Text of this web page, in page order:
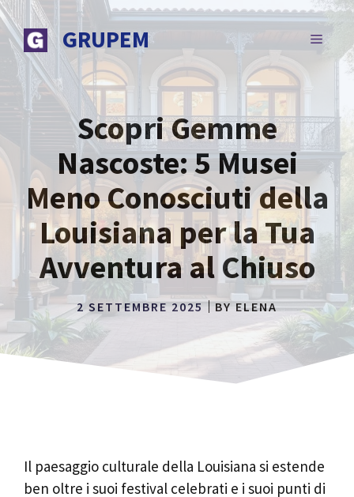
Vai
al
contenuto
GRUPEM MENU
Scopri Gemme
Nascoste: 5 Musei
Meno Conosciuti della
Louisiana per la Tua
Avventura al Chiuso
2 SETTEMBRE 2025 BYELENA
Il paesaggio culturale della Louisiana si estende
ben oltre i suoi festival celebrati e i suoi punti di